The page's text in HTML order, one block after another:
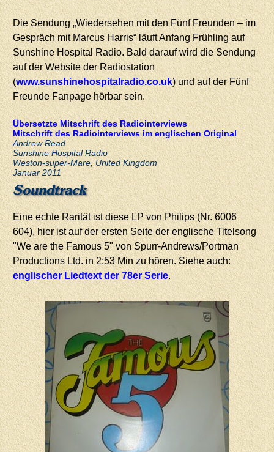
Die Sendung „Wiedersehen mit den Fünf Freunden – im
Gespräch mit Marcus Harris“ läuft Anfang Frühling auf
Sunshine Hospital Radio. Bald darauf wird die Sendung
auf der Website der Radiostation
(www.sunshinehospitalradio.co.uk) und auf der Fünf
Freunde Fanpage hörbar sein.
Übersetzte Mitschrift des Radiointerviews
Mitschrift des Radiointerviews im englischen Original
Andrew Read
Sunshine Hospital Radio
Weston-super-Mare, United Kingdom
Januar 2011
Soundtrack
Eine echte Rarität ist diese LP von Philips (Nr. 6006
604), hier ist auf der ersten Seite der englische Titelsong
"We are the Famous 5" von Spurr-Andrews/Portman
Productions Ltd. in 2:53 Min zu hören. Siehe auch:
englischer Liedtext der 78er Serie.